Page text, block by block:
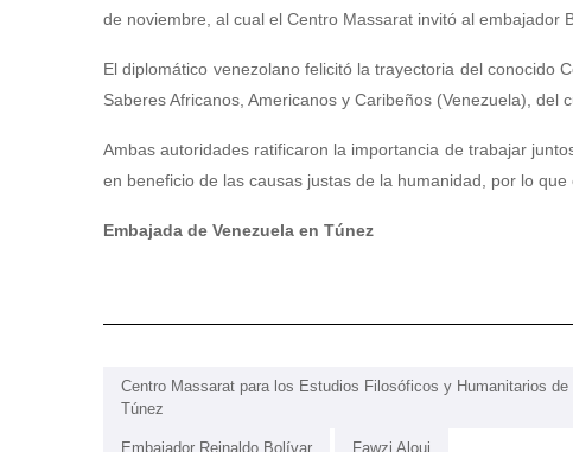
de noviembre, al cual el Centro Massarat invitó al embajador
El diplomático venezolano felicitó la trayectoria del conocido
Saberes Africanos, Americanos y Caribeños (Venezuela), del
Ambas autoridades ratificaron la importancia de trabajar
en beneficio de las causas justas de la humanidad, por lo
Embajada de Venezuela en Túnez
Centro Massarat para los Estudios Filosóficos y Humanitarios de
Túnez
Embajador Reinaldo Bolívar Fawzi Aloui